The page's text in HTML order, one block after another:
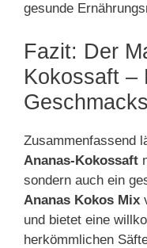
gesunde
Fazit: Der
Kokossaft –
Zusammenfassend
Ananas-Kokossaft
sondern auch ein
Ananas Kokos Mix
und bietet eine
herkömmlichen